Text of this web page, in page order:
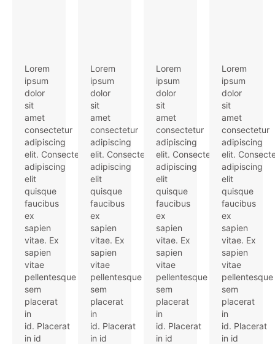
Lorem
ipsum
dolor
sit
amet
consectetur
adipiscing
elit. Consectetur
adipiscing
elit
quisque
faucibus
ex
sapien
vitae. Ex
sapien
vitae
pellentesque
sem
placerat
in
id. Placerat
in id
Lorem
ipsum
dolor
sit
amet
consectetur
adipiscing
elit. Consectetur
adipiscing
elit
quisque
faucibus
ex
sapien
vitae. Ex
sapien
vitae
pellentesque
sem
placerat
in
id. Placerat
in id
Lorem
ipsum
dolor
sit
amet
consectetur
adipiscing
elit. Consectetur
adipiscing
elit
quisque
faucibus
ex
sapien
vitae. Ex
sapien
vitae
pellentesque
sem
placerat
in
id. Placerat
in id
Lorem
ipsum
dolor
sit
amet
consectetur
adipiscing
elit.
adipiscing
elit
quisque
faucibus
ex
sapien
vitae. Ex
sapien
vitae
pellentesque
sem
placerat
in
id. Placerat
in id